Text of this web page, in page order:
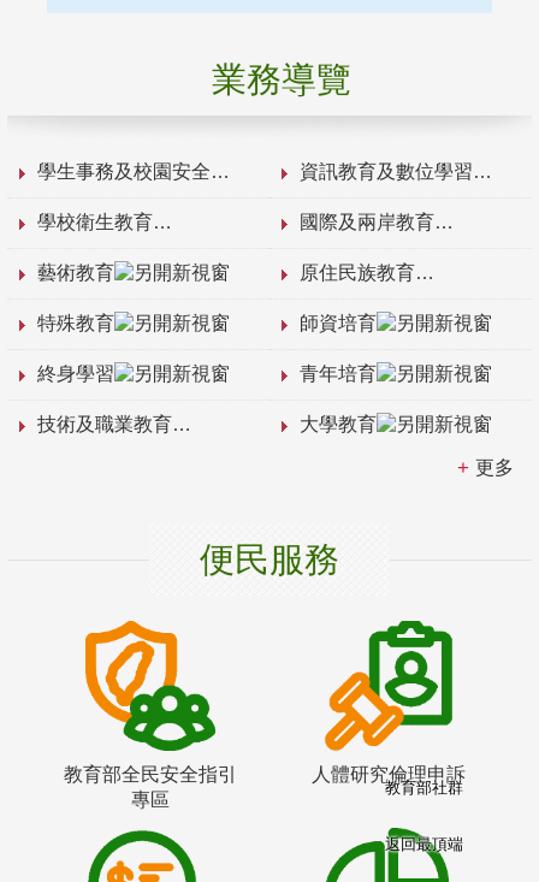
業務導覽
學生事務及校園安全 資訊教育及數位學習
學校衛生教育 國際及兩岸教育
藝術教育 原住民族教育
特殊教育 師資培育
終身學習 青年培育
技術及職業教育 大學教育
更多
便民服務
教育部全民安全指引
專區
人體研究倫理申訴
教育部社群
返回最頂端